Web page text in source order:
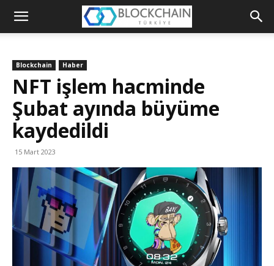
Blockchain
Blockchain Haber
NFT işlem hacminde
Şubat ayında büyüme
kaydedildi
15 Mart 2023